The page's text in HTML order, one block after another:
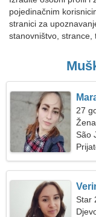
pojedinačnim
stranici za
stanovništvo, strance,
27
São
Star